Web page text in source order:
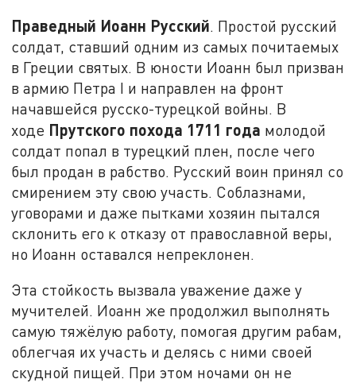
Праведный Иоанн Русский. Простой русский
солдат, ставший одним из самых почитаемых
в Греции святых. В юности Иоанн был призван
в армию Петра I и направлен на фронт
начавшейся русско-турецкой войны. В
ходе Прутского похода 1711 года молодой
солдат попал в турецкий плен, после чего
был продан в рабство. Русский воин принял со
смирением эту свою участь. Соблазнами,
уговорами и даже пытками хозяин пытался
склонить его к отказу от православной веры,
но Иоанн оставался непреклонен.
Эта стойкость вызвала уважение даже у
мучителей. Иоанн же продолжил выполнять
самую тяжёлую работу, помогая другим рабам,
облегчая их участь и делясь с ними своей
скудной пищей. При этом ночами он не